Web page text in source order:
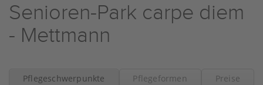
Senioren-Park carpe diem
- Mettmann
Pflegeschwerpunkte Pflegeformen Preise